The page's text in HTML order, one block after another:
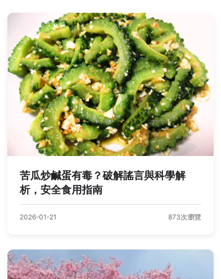
苦瓜炒鹹蛋有毒？破解謠言與科學解
析，安全食用指南
2026-01-21 873次瀏覽